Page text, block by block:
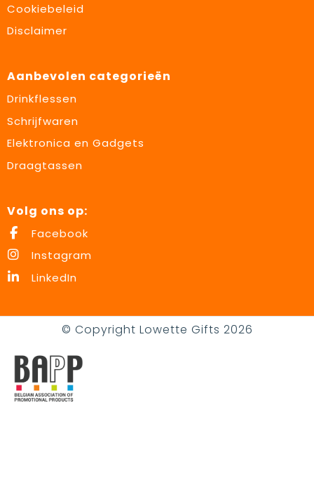
Cookiebeleid
Disclaimer
Aanbevolen categorieën
Drinkflessen
Schrijfwaren
Elektronica en Gadgets
Draagtassen
Volg ons op:
Facebook
Instagram
LinkedIn
© Copyright Lowette Gifts 2026